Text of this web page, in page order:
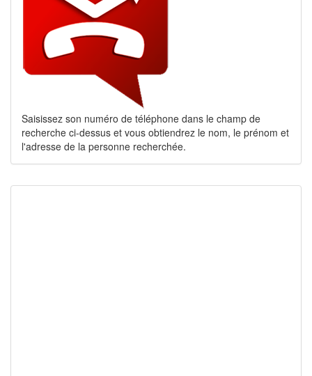
Saisissez son numéro de téléphone dans le champ de
recherche ci-dessus et vous obtiendrez le nom, le prénom et
l'adresse de la personne recherchée.